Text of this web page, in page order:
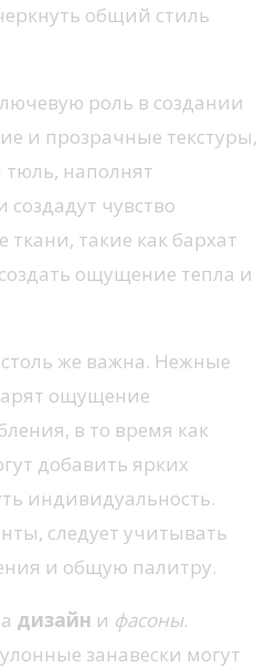
общий стиль
роль в создании
и прозрачные текстуры,
тюль, наполнят
создадут чувство
такие как бархат
ощущение тепла и
же важна. Нежные
ощущение
в то время как
добавить ярких
индивидуальность.
следует учитывать
и общую палитру.
дизайн и фасоны.
занавески могут